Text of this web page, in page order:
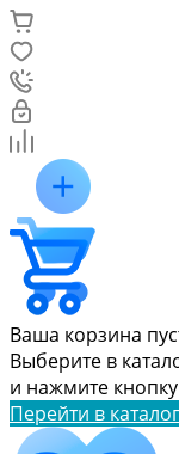
Ваша корзина
Выберите в
и нажмите
Перейти в каталог